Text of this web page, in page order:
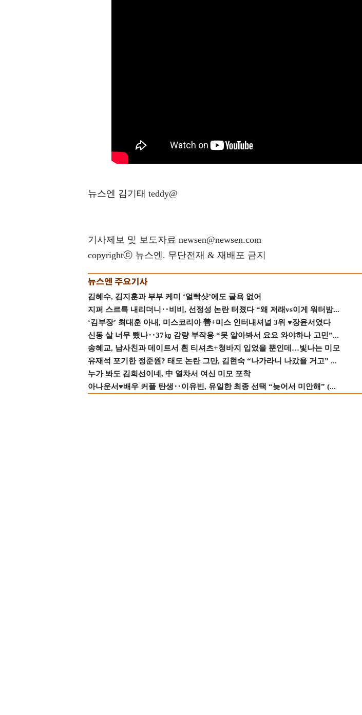
뉴스엔 김기태 teddy@
기사제보 및 보도자료 newsen@newsen.com
copyrightⓒ 뉴스엔. 무단전재 & 재배포 금지
김혜수, 김지훈과 부부 케미 ‘얼빡샷’에도 굴욕 없어
지퍼 스르륵 내리더니‥비비, 선정성 논란 터졌다 “왜 저래vs이게 워터밤...
‘김부장’ 최대훈 아내, 미스코리아 善+미스 인터내셔널 3위 ♥장윤서였다
신동 살 너무 뺐나‥37㎏ 감량 부작용 “못 알아봐서 요요 와야하나 고민”...
송혜교, 남사친과 데이트서 흰 티셔츠+청바지 입었을 뿐인데…빛나는 미모
유재석 포기한 정준원? 태도 논란 그만, 김현숙 “나가라니 나갔을 거고” ...
누가 봐도 김희선이네, 中 열차서 여신 미모 포착
아나운서♥배우 커플 탄생‥이유빈, 유일한 최종 선택 “늦어서 미안해” (...